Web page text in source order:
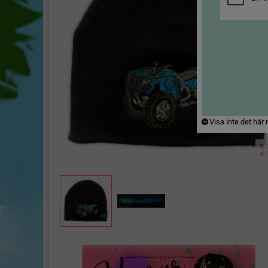
Visa inte det här